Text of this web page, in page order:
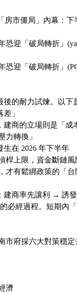
房市僵局」內幕：下
恐迎「破局轉折」
迎「破局轉折」
的耐力試煉。以下
」
商的立場則是「
力轉換」
在 2026 年下半年
桿上限，資金斷鏈
才有鬆綁政策的「
建商率先讓利 → 誘
必經過程。短期內
市府採六大對策穩
濟